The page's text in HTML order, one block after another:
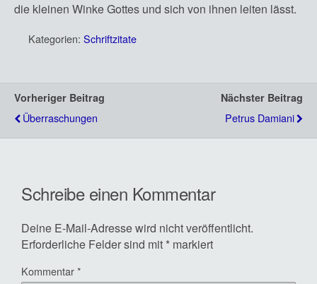
die kleinen Winke Gottes und sich von ihnen leiten lässt.
Kategorien: Schriftzitate
Vorheriger Beitrag
Überraschungen
Nächster Beitrag
Petrus Damiani
Schreibe einen Kommentar
Deine E-Mail-Adresse wird nicht veröffentlicht.
Erforderliche Felder sind mit * markiert
Kommentar*